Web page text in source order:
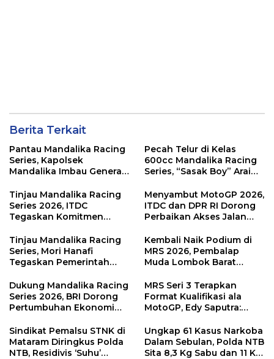
Berita Terkait
Pantau Mandalika Racing
Series, Kapolsek
Mandalika Imbau Generasi
Sirkuit, Bukan Jalan Raya
Pecah Telur di Kelas
600cc Mandalika Racing
Series, “Sasak Boy” Arai
Kemenangan
Tinjau Mandalika Racing
Series 2026, ITDC
Tegaskan Komitmen
Dampak Ekonomi
Kawasan
Menyambut MotoGP 2026,
ITDC dan DPR RI Dorong
Perbaikan Akses Jalan
di KEK Mandalika
Tinjau Mandalika Racing
Series, Mori Hanafi
Tegaskan Pemerintah
NTB
Kembali Naik Podium di
MRS 2026, Pembalap
Muda Lombok Barat
Menuju Tingkat Asia
Dukung Mandalika Racing
Series 2026, BRI Dorong
Pertumbuhan Ekonomi
MRS Seri 3 Terapkan
Format Kualifikasi ala
MotoGP, Edy Saputra:
dan Efektif
Sindikat Pemalsu STNK di
Mataram Diringkus Polda
NTB, Residivis ‘Suhu’
Ungkap 61 Kasus Narkoba
Dalam Sebulan, Polda NTB
Sita 8,3 Kg Sabu dan 11 Kg